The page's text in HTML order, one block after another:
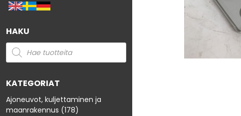
HAKU
KATEGORIAT
Ajoneuvot, kuljettaminen ja
maanrakennus (178)